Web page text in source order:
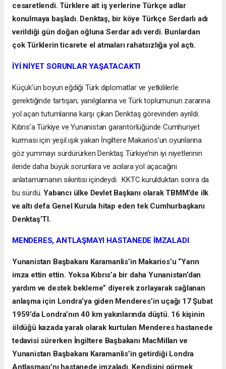
cesaretlendi. Türklere ait iş yerlerine Türkçe adlar
konulmaya başladı. Denktaş, bir köye Türkçe Serdarlı adı
verildiği gün doğan oğluna Serdar adı verdi. Bunlardan
çok Türklerin ticarete el atmaları rahatsızlığa yol açtı.
İYİ NİYET SORUNLAR YAŞATACAKTI
Küçük’ün boyun eğdiği Türk diplomatlar ve yetkililerle
gerektiğinde tartışan; yanılgılarına ve Türk toplumunun zararına
yol açan tutumlarına karşı çıkan Denktaş görevinden ayrıldı.
Kıbrıs’a Türkiye ve Yunanistan garantörlüğünde Cumhuriyet
kurması için yeşil ışık yakan İngiltere Makarios’un oyunlarına
göz yummayı sürdürürken Denktaş Türkiye’nin iyi niyetlerinin
ileride daha büyük sorunlara ve acılara yol açacağını
anlatamamanın sıkıntısı içindeydi. KKTC kurulduktan sonra da
bu sürdü.Yabancı ülke Devlet Başkanı olarak TBMM’de ilk
ve altı defa Genel Kurula hitap eden tek Cumhurbaşkanı
Denktaş’TI.
MENDERES, ANTLAŞMAYI HASTANEDE İMZALADI
Yunanistan Başbakanı Karamanlis’in Makarios’u “Yarın
imza ettin ettin. Yoksa Kıbrıs’a bir daha Yunanistan’dan
yardım ve destek bekleme” diyerek zorlayarak sağlanan
anlaşma için Londra’ya giden Menderes’in uçağı 17 Şubat
1959’da Londra’nın 40 km yakınlarında düştü. 16 kişinin
öldüğü kazada yaralı olarak kurtulan Menderes hastanede
tedavisi sürerken İngiltere Başbakanı MacMillan ve
Yunanistan Başbakanı Karamanlis’in getirdiği Londra
Antlaşması’nı hastanede imzaladı. Kendisini görmek